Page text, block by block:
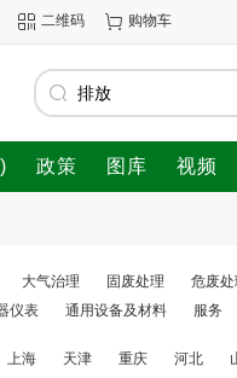
二维码 购物车
政策 图库 视频
大气治理 固废处理 危废处
仪表 通用设备及材料 服务
上海 天津 重庆 河北